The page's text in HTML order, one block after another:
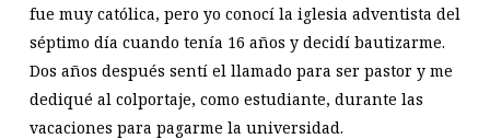
fue muy católica, pero yo conocí la iglesia adventista del
séptimo día cuando tenía 16 años y decidí bautizarme.
Dos años después sentí el llamado para ser pastor y me
dediqué al colportaje, como estudiante, durante las
vacaciones para pagarme la universidad.